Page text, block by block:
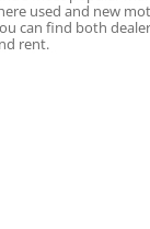
used and new
can find both
rent.